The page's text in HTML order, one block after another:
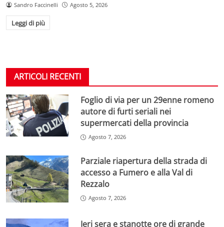
Sandro Faccinelli Agosto 5, 2026
Leggi di più
ARTICOLI RECENTI
Foglio di via per un 29enne romeno
autore di furti seriali nei
supermercati della provincia
Agosto 7, 2026
Parziale riapertura della strada di
accesso a Fumero e alla Val di
Rezzalo
Agosto 7, 2026
Ieri sera e stanotte ore di grande